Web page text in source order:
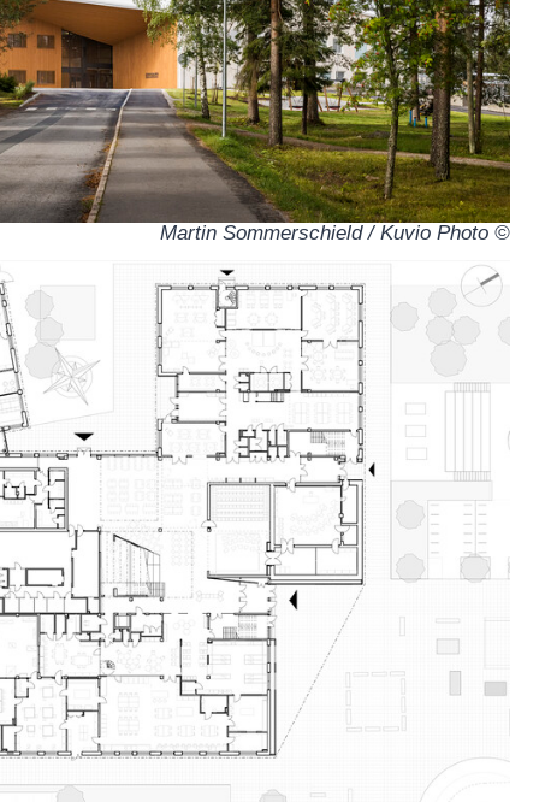
© Martin Sommerschield / Kuvio Photo